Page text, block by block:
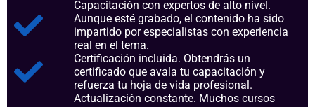
Capacitación con expertos de alto nivel.
Aunque esté grabado, el contenido ha sido
impartido por especialistas con experiencia
real en el tema.
Certificación incluida. Obtendrás un
certificado que avala tu capacitación y
refuerza tu hoja de vida profesional.
Actualización constante. Muchos cursos